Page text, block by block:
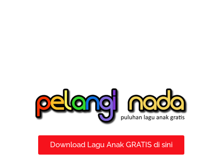
Download Lagu Anak GRATIS di sini